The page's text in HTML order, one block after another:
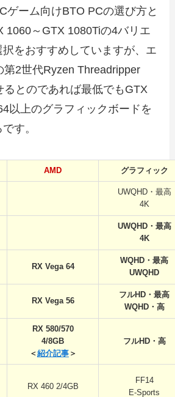
ゲーム向けBTO PCの選び方と
1060～GTX 1080Tiの4バリエ
をおすすめしていますが、エ
第2世代Ryzen Threadripper
るとのであれば最低でもGTX
以上のグラフィックボードを
す。
AMD グラフィック
UWQHD・最高
4K
UWQHD・最高
4K
RX Vega 64
WQHD・最高
UWQHD
RX Vega 56
フルHD・最高
WQHD・高
RX 580/570
4/8GB
＜紹介記事＞
フルHD・高
RX 460 2/4GB
FF14
E-Sports